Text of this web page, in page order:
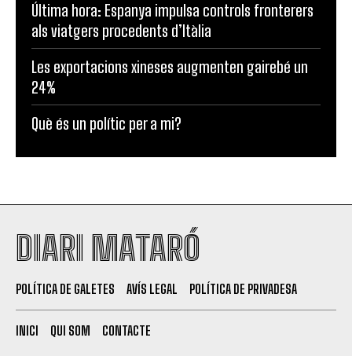
Última hora: Espanya impulsa controls fronterers
als viatgers procedents d’Itàlia
Les exportacions xineses augmenten gairebé un
24%
Què és un polític per a mi?
DIARI MATARÓ
POLÍTICA DE GALETES AVÍS LEGAL POLÍTICA DE PRIVADESA
INICI QUI SOM CONTACTE